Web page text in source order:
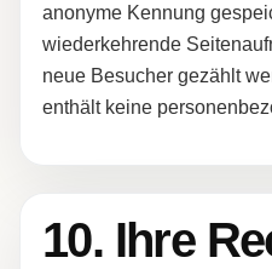
anonyme Kennung
wiederkehrende
neue Besucher gezählt
enthält keine
10. Ihre